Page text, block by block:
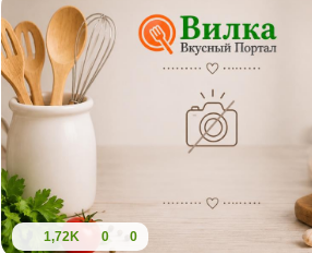
1,72K 0 0